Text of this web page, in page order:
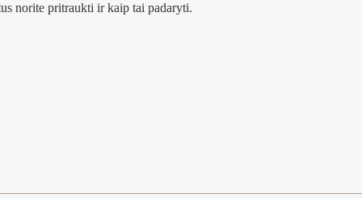
norite pritraukti ir kaip tai padaryti.